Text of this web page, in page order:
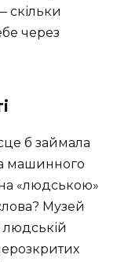
скільки
через
б займала
машинного
«людською»
Музей